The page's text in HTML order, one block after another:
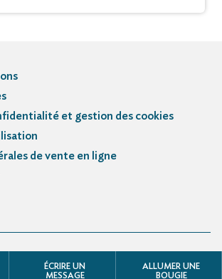
ÉCRIRE UN
MESSAGE
ALLUMER UNE
BOUGIE
et gestion des cookies
de vente en ligne
des avis de décès et obsèques - 3.3.5